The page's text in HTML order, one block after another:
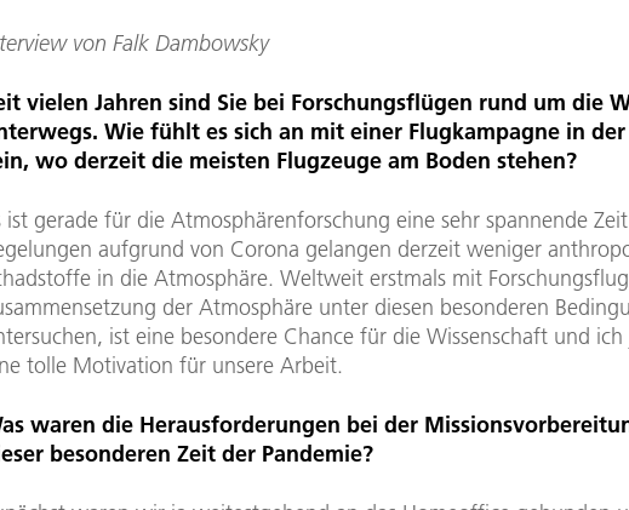
von Falk Dambowsky
vielen Jahren sind Sie bei Forschungsflügen rund um die
Wie fühlt es sich an mit einer Flugkampagne in
wo derzeit die meisten Flugzeuge am Boden stehen?
ist gerade für die Atmosphärenforschung eine sehr spannende
aufgrund von Corona gelangen derzeit weniger
in die Atmosphäre. Weltweit erstmals mit
der Atmosphäre unter diesen besonderen
ist eine besondere Chance für die Wissenschaft und ich
tolle Motivation für unsere Arbeit.
waren die Herausforderungen bei der
besonderen Zeit der Pandemie?